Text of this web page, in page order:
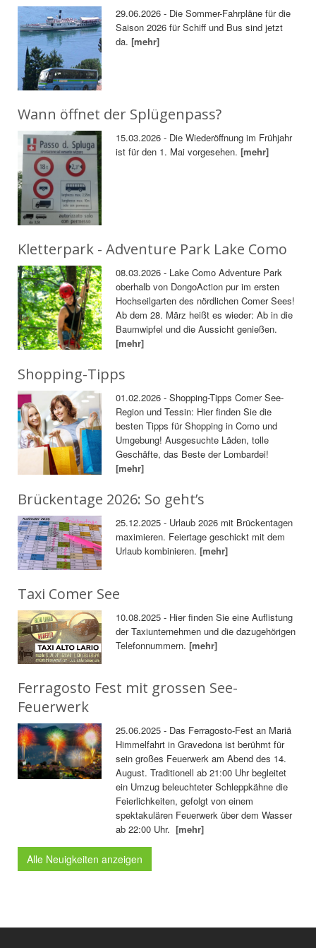
29.06.2026 - Die Sommer-Fahrpläne für die
Saison 2026 für Schiff und Bus sind jetzt
da.[mehr]
Wann öffnet der Splügenpass?
15.03.2026 - Die Wiederöffnung im Frühjahr
ist für den 1. Mai vorgesehen.[mehr]
Kletterpark - Adventure Park Lake Como
08.03.2026 - Lake Como Adventure Park
oberhalb von DongoAction pur im ersten
Hochseilgarten des nördlichen Comer Sees!
Ab dem 28. März heißt es wieder: Ab in die
Baumwipfel und die Aussicht genießen.
[mehr]
Shopping-Tipps
01.02.2026 - Shopping-Tipps Comer See-
Region und Tessin: Hier finden Sie die
besten Tipps für Shopping in Como und
Umgebung! Ausgesuchte Läden, tolle
Geschäfte, das Beste der Lombardei!
[mehr]
Brückentage 2026: So geht’s
25.12.2025 - Urlaub 2026 mit Brückentagen
maximieren. Feiertage geschickt mit dem
Urlaub kombinieren.[mehr]
Taxi Comer See
10.08.2025 - Hier finden Sie eine Auflistung
der Taxiunternehmen und die dazugehörigen
Telefonnummern.[mehr]
Ferragosto Fest mit grossen See-
Feuerwerk
25.06.2025 - Das Ferragosto-Fest an Mariä
Himmelfahrt in Gravedona ist berühmt für
sein großes Feuerwerk am Abend des 14.
August. Traditionell ab 21:00 Uhr begleitet
ein Umzug beleuchteter Schleppkähne die
Feierlichkeiten, gefolgt von einem
spektakulären Feuerwerk über dem Wasser
ab 22:00 Uhr.[mehr]
Alle Neuigkeiten anzeigen